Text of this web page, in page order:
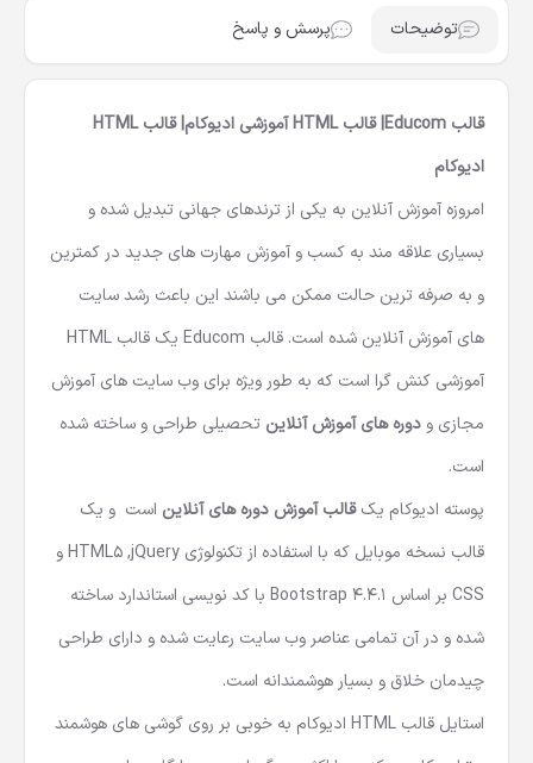
توضیحات پرسش و پاسخ
قالب Educom| قالب HTML آموزشی ادیوکام| قالب HTML
ادیوکام
امروزه آموزش آنلاین به یکی از ترندهای جهانی تبدیل شده و
بسیاری علاقه‌ مند به کسب و آموزش مهارت‌ های جدید در کمترین
و به صرفه ترین حالت ممکن می باشند این باعث رشد سایت
های آموزش آنلاین شده است. قالب Educom یک
قالب HTML
آموزشی کنش گرا است که به طور ویژه برای وب سایت های آموزش
مجازی و دوره های آموزش آنلاین تحصیلی طراحی و ساخته شده
است.
پوسته ادیوکام یکقالب آموزش دوره های آنلاین است و یک
قالب نسخه موبایل
که با استفاده از تکنولوژی HTML5 ,jQuery و
CSS بر اساس Bootstrap 4.4.1 با کد نویسی استاندارد ساخته
شده و در آن تمامی عناصر وب سایت رعایت شده و دارای طراحی
چیدمان خلاق و بسیار هوشمندانه است.
استایل قالب HTML
ادیوکام به خوبی بر روی گوشی های هوشمند